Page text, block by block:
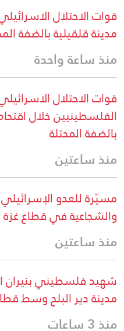
قوات الاحتلال
مدينة قلقيلية بالضفة
منذ ساعة واحدة
قوات الاحتلال
الفلسطينيين خلال
بالضفة المحتلة
منذ ساعتين
مسيّرة للعدو
والشجاعية في قطاع غزة
منذ ساعتين
شهيد فلسطيني بنيران
مدينة دير البلح وسط
منذ 3 ساعات